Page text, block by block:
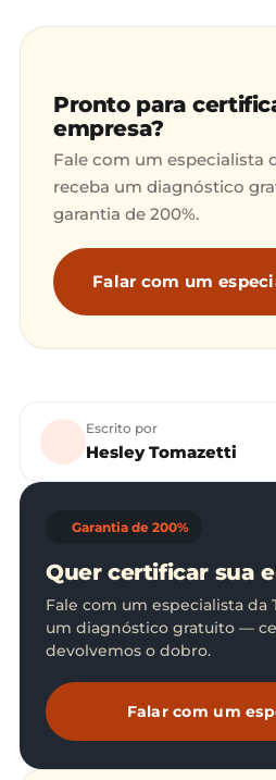
Pronto para
empresa?
Fale com um especialista
receba um diagnóstico
garantia de 200%.
Falar com um
Escrito por
Hesley Tomazetti
Garantia de 200%
Quer certificar sua
Fale com um especialista da
um diagnóstico gratuito —
devolvemos o dobro.
Falar com um